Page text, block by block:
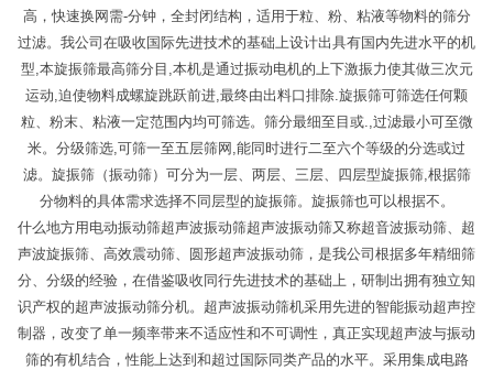
高，快速换网需-分钟，全封闭结构，适用于粒、粉、粘液等物料的筛分
过滤。我公司在吸收国际先进技术的基础上设计出具有国内先进水平的机
型,本旋振筛最高筛分目,本机是通过振动电机的上下激振力使其做三次元
运动,迫使物料成螺旋跳跃前进,最终由出料口排除.旋振筛可筛选任何颗
粒、粉末、粘液一定范围内均可筛选。筛分最细至目或.,过滤最小可至微
米。分级筛选,可筛一至五层筛网,能同时进行二至六个等级的分选或过
滤。旋振筛（振动筛）可分为一层、两层、三层、四层型旋振筛,根据筛
分物料的具体需求选择不同层型的旋振筛。旋振筛也可以根据不。
什么地方用电动振动筛超声波振动筛超声波振动筛又称超音波振动筛、超
声波旋振筛、高效震动筛、圆形超声波振动筛，是我公司根据多年精细筛
分、分级的经验，在借鉴吸收同行先进技术的基础上，研制出拥有独立知
识产权的超声波振动筛分机。超声波振动筛机采用先进的智能振动超声控
制器，改变了单一频率带来不适应性和不可调性，真正实现超声波与振动
筛的有机结合，性能上达到和超过国际同类产品的水平。采用集成电路